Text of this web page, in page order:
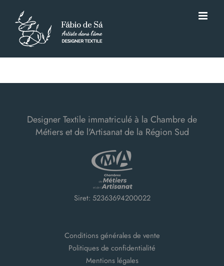
contenu
Designer Textile immatriculé à la Chambre de
Métiers et de l'Artisanat de la Région Sud
Siret: 52363694200022
Conditions générales de vente
Politiques de confidentialité
Mentions légales